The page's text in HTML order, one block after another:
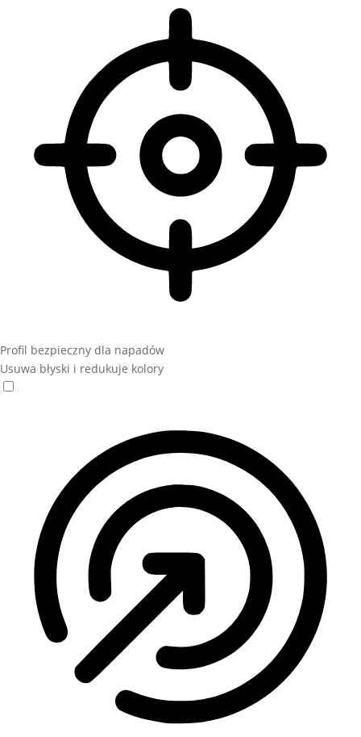
Profil bezpieczny dla napadów
Usuwa błyski i redukuje kolory